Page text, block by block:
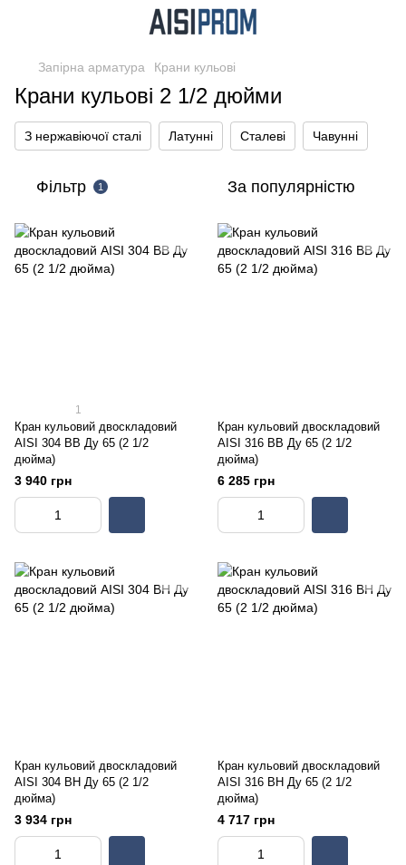
Запірна арматура Крани кульові
Крани кульові 2 1/2 дюйми
З нержавіючої сталі Латунні Сталеві Чавунні
Фільтр 1 За популярністю
1
Кран кульовий двоскладовий
AISI 304 ВВ Ду 65 (2 1/2
дюйма)
3 940 грн
Кран кульовий двоскладовий
AISI 316 ВВ Ду 65 (2 1/2
дюйма)
6 285 грн
Кран кульовий двоскладовий
AISI 304 ВН Ду 65 (2 1/2
дюйма)
3 934 грн
Кран кульовий двоскладовий
AISI 316 ВН Ду 65 (2 1/2
дюйма)
4 717 грн